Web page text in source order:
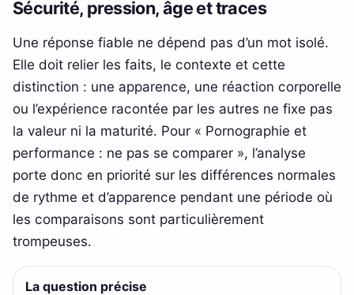
Sécurité, pression, âge et traces
Une réponse fiable ne dépend pas d’un mot isolé.
Elle doit relier les faits, le contexte et cette
distinction : une apparence, une réaction corporelle
ou l’expérience racontée par les autres ne fixe pas
la valeur ni la maturité. Pour « Pornographie et
performance : ne pas se comparer », l’analyse
porte donc en priorité sur les différences normales
de rythme et d’apparence pendant une période où
les comparaisons sont particulièrement
trompeuses.
La question précise